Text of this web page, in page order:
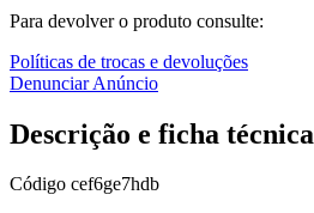
Para devolver o produto consulte:
Políticas de trocas e devoluções
Denunciar Anúncio
Descrição e ficha técnica
Código cef6ge7hdb